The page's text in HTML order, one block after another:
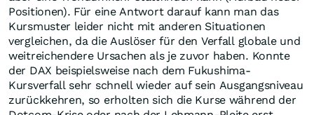
Positionen). Für eine Antwort darauf kann man das
Kursmuster leider nicht mit anderen Situationen
vergleichen, da die Auslöser für den Verfall globale und
weitreichendere Ursachen als je zuvor haben. Konnte
der DAX beispielsweise nach dem Fukushima-
Kursverfall sehr schnell wieder auf sein Ausgangsniveau
zurückkehren, so erholten sich die Kurse während der